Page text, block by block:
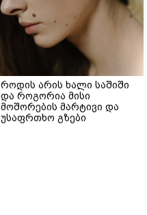
როდის არის ხალი საშიში
და როგორია მისი
მოშორების მარტივი და
უსაფრთხო გზები